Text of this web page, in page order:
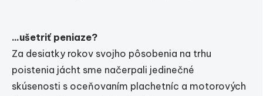
...ušetriť peniaze?
Za desiatky rokov svojho pôsobenia na trhu
poistenia jácht sme načerpali jedinečné
skúsenosti s oceňovaním plachetníc a motorových